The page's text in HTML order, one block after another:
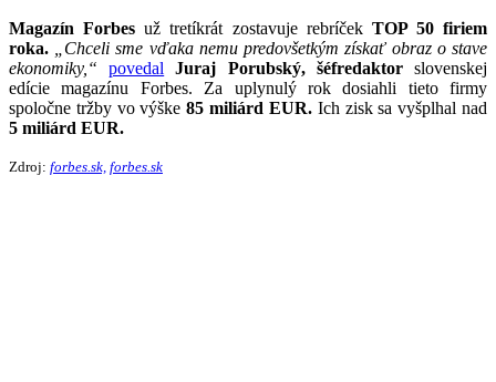
Magazín Forbes už tretíkrát zostavuje rebríček TOP 50 firiem
roka.
„Chceli sme vďaka nemu predovšetkým získať obraz o stave
ekonomiky,“
povedal Juraj Porubský, šéfredaktorslovenskej
edície magazínu Forbes. Za uplynulý rok dosiahli tieto firmy
spoločne tržby vo výške85 miliárd EUR.Ich zisk sa vyšplhal nad
5 miliárd EUR.
Zdroj: forbes.sk, forbes.sk